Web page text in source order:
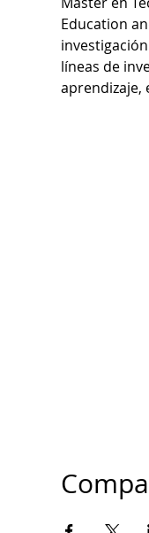
Education
líneas de
aprendizaje,